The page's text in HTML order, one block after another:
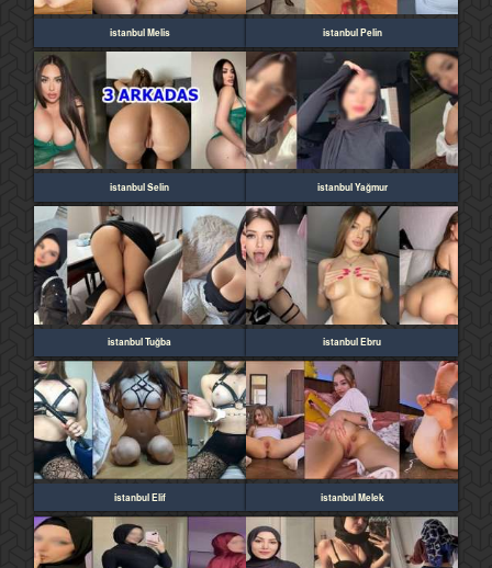
istanbul Melis istanbul Pelin
istanbul Selin istanbul Yağmur
istanbul Tuğba istanbul Ebru
istanbul Elif istanbul Melek